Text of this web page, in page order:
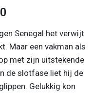
Senegal het verwijt
Maar een vakman als
met zijn uitstekende
de slotfase liet hij de
Gelukkig kon